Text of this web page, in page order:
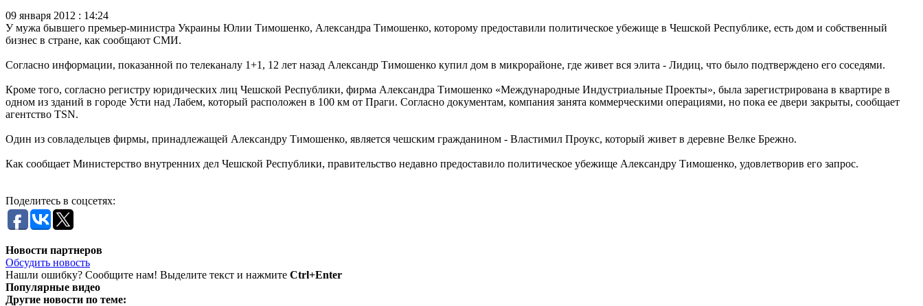
09 января 2012 : 14:24
У мужа бывшего премьер-министра Украины Юлии Тимошенко, Александра Тимошенко, которому предоставили политическое убежище в Чешской Республике, есть дом и собственный
бизнес в стране, как сообщают СМИ.
Согласно информации, показанной по телеканалу 1+1, 12 лет назад Александр Тимошенко купил дом в микрорайоне, где живет вся элита - Лидиц, что было подтверждено его соседями.
Кроме того, согласно регистру юридических лиц Чешской Республики, фирма Александра Тимошенко «Международные Индустриальные Проекты», была зарегистрирована в квартире в
одном из зданий в городе Усти над Лабем, который расположен в 100 км от Праги. Согласно документам, компания занята коммерческими операциями, но пока ее двери закрыты, сообщает
агентство TSN.
Один из совладельцев фирмы, принадлежащей Александру Тимошенко, является чешским гражданином - Властимил Проукс, который живет в деревне Велке Брежно.
Как сообщает Министерство внутренних дел Чешской Республики, правительство недавно предоставило политическое убежище Александру Тимошенко, удовлетворив его запрос.
Поделитесь в соцсетях:
Новости партнеров
Обсудить новость
Нашли ошибку? Сообщите нам! Выделите текст и нажмите Ctrl+Enter
Популярные видео
Другие новости по теме: